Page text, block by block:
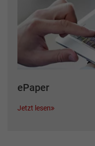
ePaper
Jetzt lesen